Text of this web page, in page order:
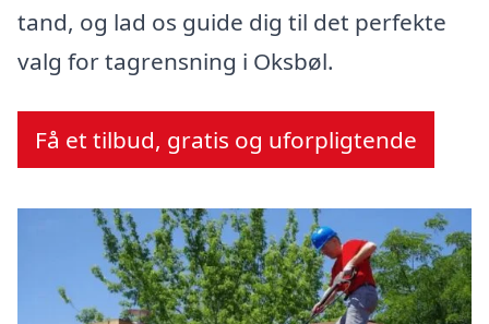
tand, og lad os guide dig til det perfekte
valg for tagrensning i Oksbøl.
Få et tilbud, gratis og uforpligtende